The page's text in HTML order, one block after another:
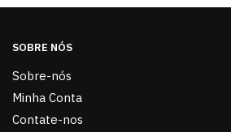
SOBRE NÓS
Sobre-nós
Minha Conta
Contate-nos